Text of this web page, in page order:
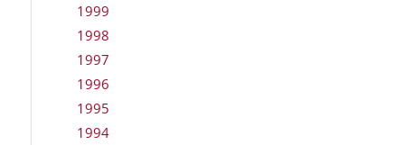
1999
1998
1997
1996
1995
1994